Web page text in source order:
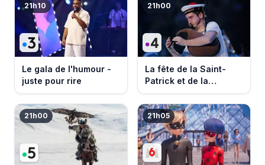
21h10
Le gala de l'humour -
juste pour rire
21h00
La fête de la Saint-
Patrick et de la
Bretagne
21h00 21h05